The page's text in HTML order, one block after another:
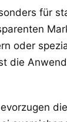
für
oder
die